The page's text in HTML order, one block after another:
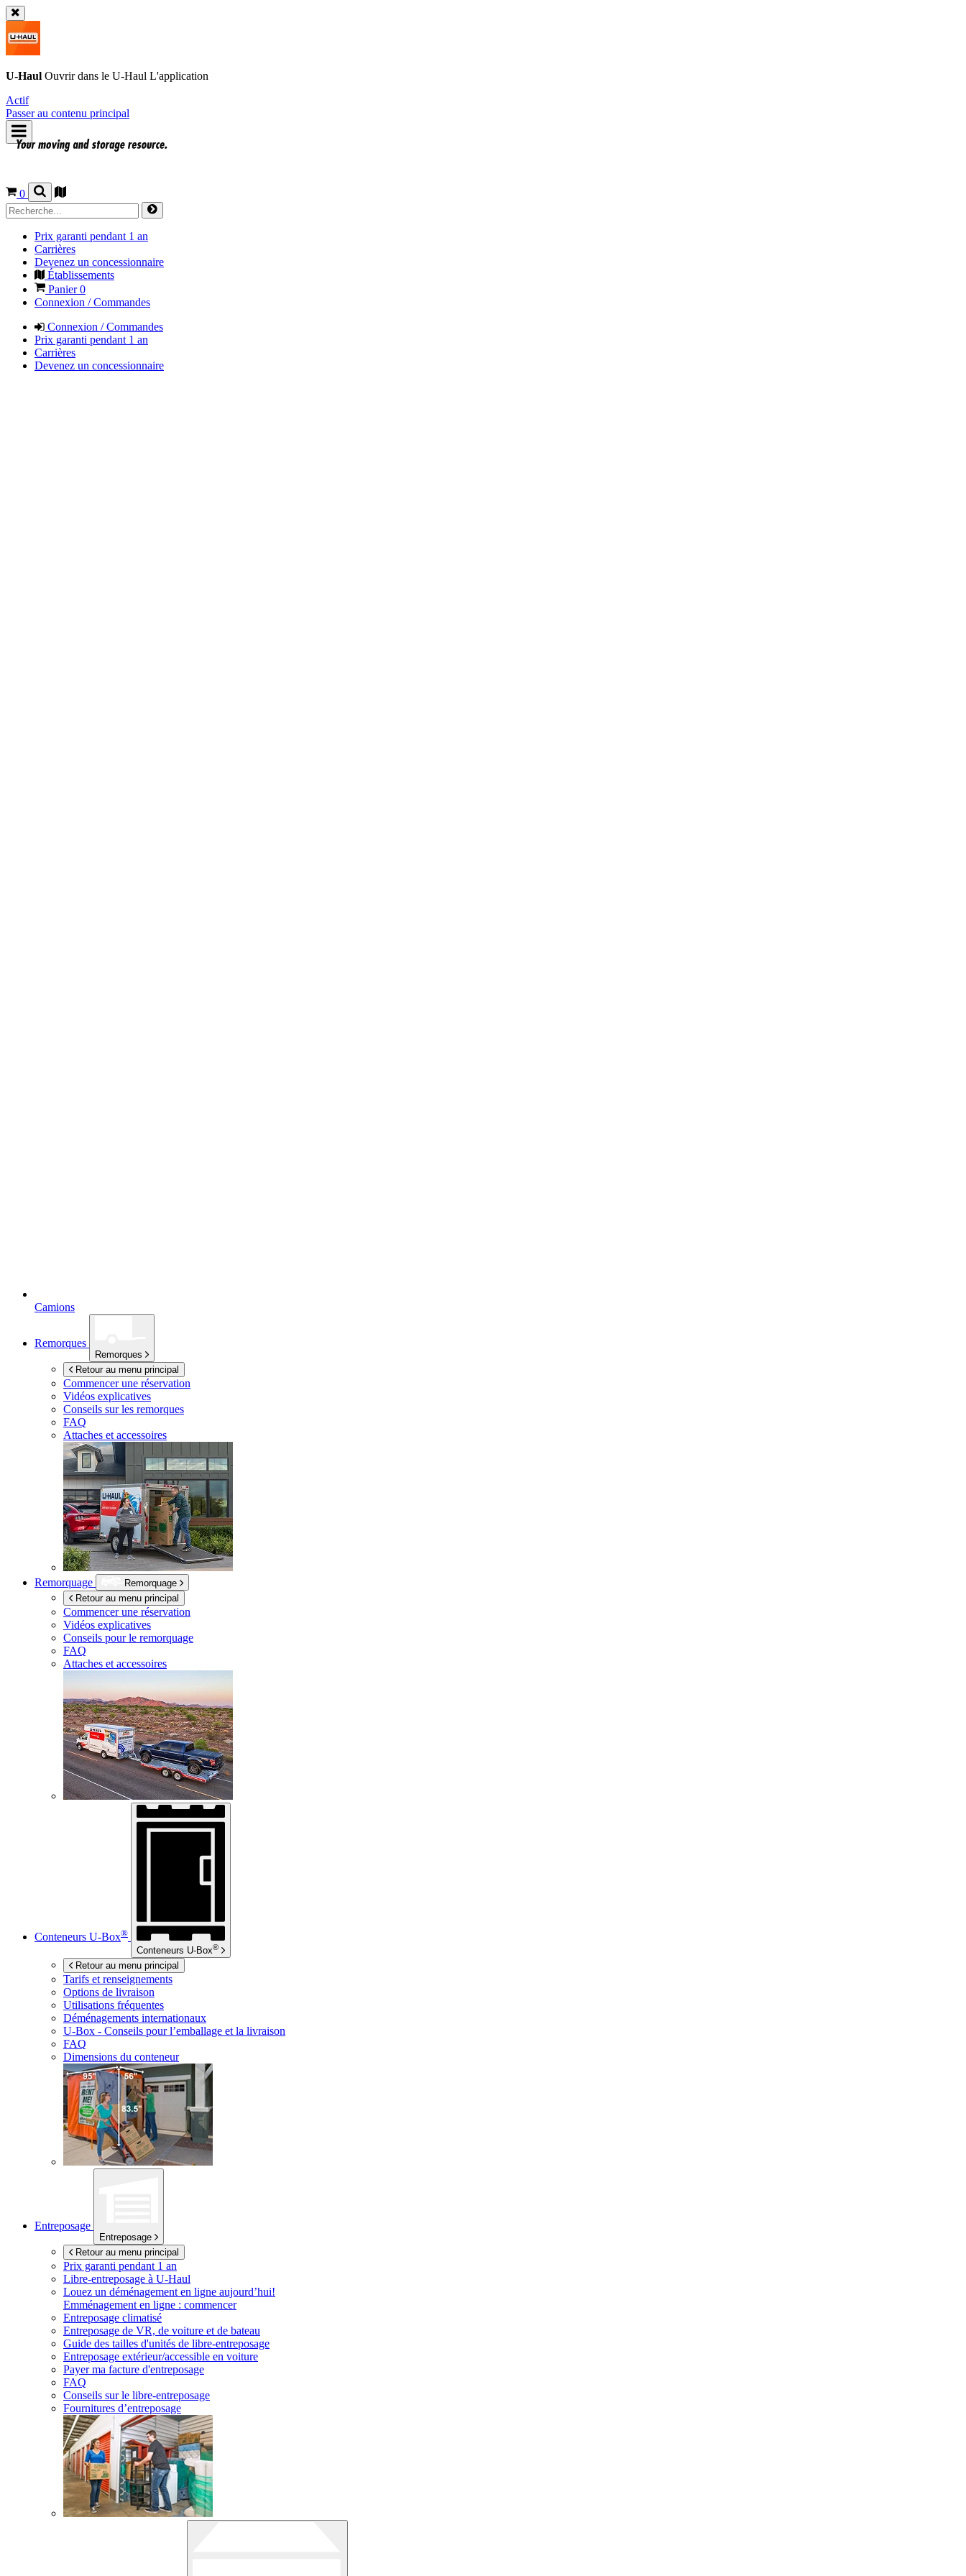
U-Haul Ouvrir dans le U-Haul L'application
Actif
Passer au contenu principal
0
Prix garanti pendant 1 an
Carrières
Devenez un concessionnaire
Établissements
Panier0
Connexion / Commandes
Connexion / Commandes
Prix garanti pendant 1 an
Carrières
Devenez un concessionnaire
Camions
Remorques
Remorques
Retour au menu principal
Commencer une réservation
Vidéos explicatives
Conseils sur les remorques
FAQ
Attaches et accessoires
Remorquage
Remorquage
Retour au menu principal
Commencer une réservation
Vidéos explicatives
Conseils pour le remorquage
FAQ
Attaches et accessoires
Conteneurs U-Box®
Conteneurs U-Box®
Retour au menu principal
Tarifs et renseignements
Options de livraison
Utilisations fréquentes
Déménagements internationaux
U-Box - Conseils pour l’emballage et la livraison
FAQ
Dimensions du conteneur
Entreposage
Entreposage
Retour au menu principal
Prix garanti pendant 1 an
Libre-entreposage à U-Haul
Louez un déménagement en ligne aujourd’hui!
Emménagement en ligne : commencer
Entreposage climatisé
Entreposage de VR, de voiture et de bateau
Guide des tailles d'unités de libre-entreposage
Entreposage extérieur/accessible en voiture
Payer ma facture d'entreposage
FAQ
Conseils sur le libre-entreposage
Fournitures d’entreposage